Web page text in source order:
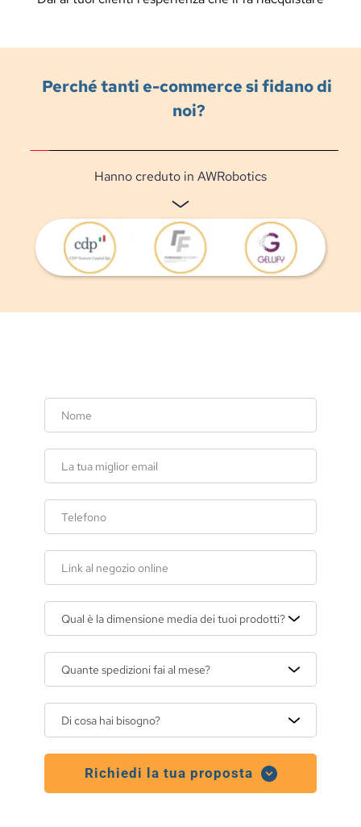
Perché tanti e-commerce si fidano di
noi?
Hanno creduto in AWRobotics
Qual è la dimensione media dei tuoi prodotti?
Quante spedizioni fai al mese?
Di cosa hai bisogno?
Richiedi la tua proposta